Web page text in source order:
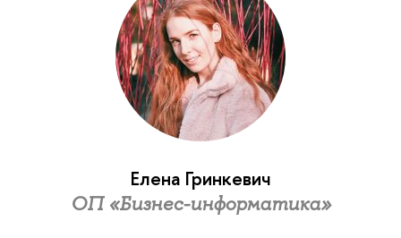
Елена Гринкевич
ОП «Бизнес-информатика»